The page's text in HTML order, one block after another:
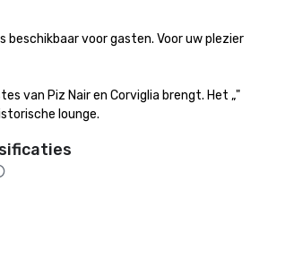
voor gasten. Voor uw plezier
van Piz Nair en Corviglia brengt. Het „"
lounge.